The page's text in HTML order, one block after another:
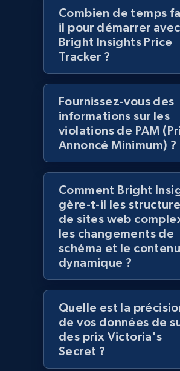
2.1K+ 375+
Amazon products global dataset
products by best sellers category
Title, Seller name, Brand,
price, Currency, Availability, Reviews
more.
2.1K+ 375+
Amazon products global dataset
Amazon products by seller URL
Title, Seller name, Brand,
price, Currency, Availability, Reviews
2.1K+ 375+
Combien de temps
il pour démarrer avec
Bright Insights Price
Tracker ?
Fournissez-vous des
informations sur les
violations de PAM
Annoncé Minimum) ?
Comment Bright
gère-t-il les
de sites web
les changements de
schéma et le contenu
dynamique ?
Quelle est la
de vos données de
des prix Victoria's
Secret ?